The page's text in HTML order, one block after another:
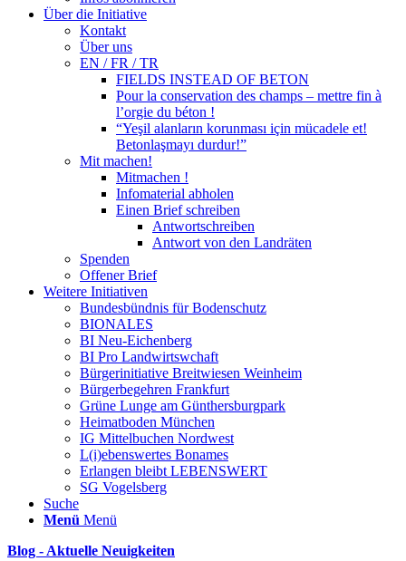
Über die Initiative
Kontakt
Über uns
EN / FR / TR
FIELDS INSTEAD OF BETON
Pour la conservation des champs – mettre fin à
l’orgie du béton !
“Yeşil alanların korunması için mücadele et!
Betonlaşmayı durdur!”
Mit machen!
Mitmachen !
Infomaterial abholen
Einen Brief schreiben
Antwortschreiben
Antwort von den Landräten
Spenden
Offener Brief
Weitere Initiativen
Bundesbündnis für Bodenschutz
BIONALES
BI Neu-Eichenberg
BI Pro Landwirtswchaft
Bürgerinitiative Breitwiesen Weinheim
Bürgerbegehren Frankfurt
Grüne Lunge am Günthersburgpark
Heimatboden München
IG Mittelbuchen Nordwest
L(i)ebenswertes Bonames
Erlangen bleibt LEBENSWERT
SG Vogelsberg
Suche
Menü Menü
Blog - Aktuelle Neuigkeiten